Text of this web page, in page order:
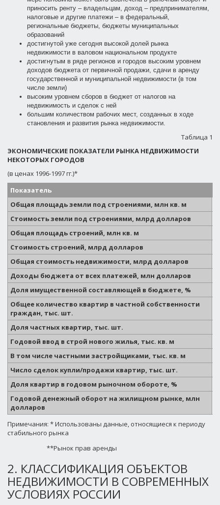
приносить ренту – владельцам, доход – предпринимателям,
налоговые и другие платежи – в федеральный,
региональные бюджеты, бюджеты муниципальных
образований
достигнутой уже сегодня высокой долей рынка
недвижимости в валовом национальном продукте
достигнутым в ряде регионов и городов высоким уровнем
доходов бюджета от первичной продажи, сдачи в аренду
государственной и муниципальной недвижимости (в том
числе земли)
высоким уровнем сборов в бюджет от налогов на
недвижимость и сделок с ней
большим количеством рабочих мест, созданных в ходе
становления и развития рынка недвижимости.
Таблица 1
ЭКОНОМИЧЕСКИЕ ПОКАЗАТЕЛИ РЫНКА НЕДВИЖИМОСТИ
НЕКОТОРЫХ ГОРОДОВ
(в ценах 1996-1997 гг.)*
Показатель
Общая площадь земли под строениями, млн кв. м
Стоимость земли под строениями, млрд долларов
Общая площадь строений, млн кв. м
Стоимость строений, млрд долларов
Общая стоимость недвижимости, млрд долларов
Доходы бюджета от всех платежей, млн долларов
Доля имущественной составляющей в бюджете, %
Общее количество квартир в частной собственности
граждан, тыс. шт.
Доля частных квартир, тыс. шт.
Годовой ввод в строй нового жилья, тыс. кв. м
В том числе частными застройщиками, тыс. кв. м
Число сделок купли/продажи квартир, тыс. шт.
Доля квартир в годовом рыночном обороте, %
Годовой денежный оборот на жилищном рынке, млн
долларов
Примечания: * Использованы данные, относящиеся к периоду
стабильного рынка
**Рынок прав аренды
2. КЛАССИФИКАЦИЯ ОБЪЕКТОВ
НЕДВИЖИМОСТИ В СОВРЕМЕННЫХ
УСЛОВИЯХ РОССИИ